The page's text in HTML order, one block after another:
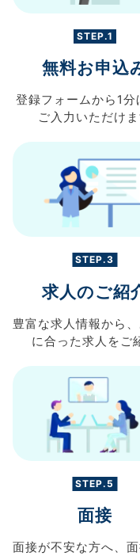
STEP.1
無料お申込
登録フォームから 1分
ご入力 いただけ
STEP.3
求人のご紹
豊富な求人情報から、
に合った求人を ご
STEP.5
面接
面接が不安な方へ、